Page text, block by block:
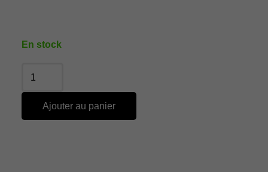
En stock
Ajouter au panier